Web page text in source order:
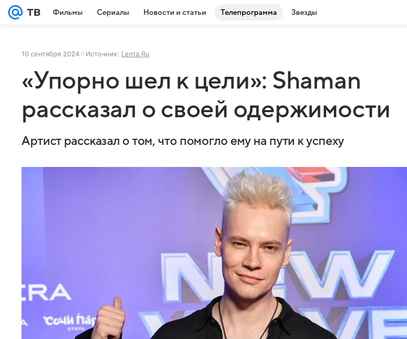
Фильмы Сериалы Новости и статьи Телепрограмма Звезды
10 сентября 2024 Источник: Lenta.Ru
«Упорно шел к цели»: Shaman
рассказал о своей одержимости
Артист рассказал о том, что помогло ему на пути к успеху